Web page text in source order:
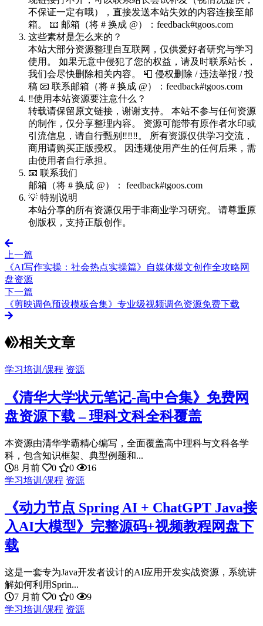
不保证一定有哦），直接发送本站失效的内容连接至邮
箱。 📧 邮箱（将 # 换成 @）：feedback#tgoos.com
这些素材是怎么来的？
本站大部分资源整理自互联网，仅供爱好者研究与学习
使用。 如果无意中侵犯了您的权益，请及时联系站长，
我们会尽快删除相关内容。 📮 侵权删除 / 违法举报 / 投
稿 📧 联系邮箱（将 # 换成 @）：feedback#tgoos.com
‼️使用本站资源要注意什么？
转载请保留原文链接，谢谢支持。 本站不参与任何资源
的制作，仅分享整理内容。 资源可能带有原作者水印或
引流信息，请自行甄别‼️‼️‼️。 所有资源仅供学习交流，
商用请购买正版授权。 因违规使用产生的任何后果，需
由使用者自行承担。
📧 联系我们
邮箱（将 # 换成 @）： feedback#tgoos.com
💡 特别说明
本站分享的所有资源仅用于非商业学习研究。 请尊重原
创版权，支持正版创作。
上一篇
《AI写作实操：社会热点实操篇》自媒体爆文创作全攻略网
盘资源
下一篇
《剪映调色预设模板合集》专业级视频调色资源免费下载
相关文章
学习培训/课程 资源
《清华大学状元笔记-高中合集》免费网
盘资源下载 – 理科文科全科覆盖
本资源由清华学霸精心编写，全面覆盖高中理科与文科各学
科，包含知识框架、典型例题和...
8 月前
0 0
16
学习培训/课程 资源
《动力节点 Spring AI + ChatGPT Java接
入AI大模型》完整源码+视频教程网盘下
载
这是一套专为Java开发者设计的AI应用开发实战资源，系统讲
解如何利用Sprin...
7 月前
0 0
9
学习培训/课程 资源